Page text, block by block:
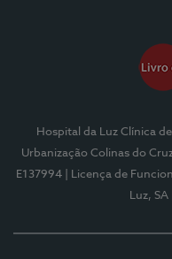
Hospital da Luz Clínica
Urbanização Colinas do
E137994
| Licença de
Luz, SA